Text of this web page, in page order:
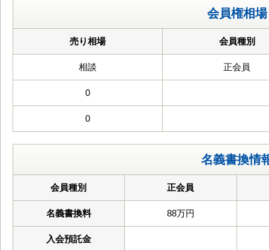
会員権相場
売り相場 会員種別
相談 正会員
0
0
名義書換情
会員種別 正会員
名義書換料 88万円
入会預託金